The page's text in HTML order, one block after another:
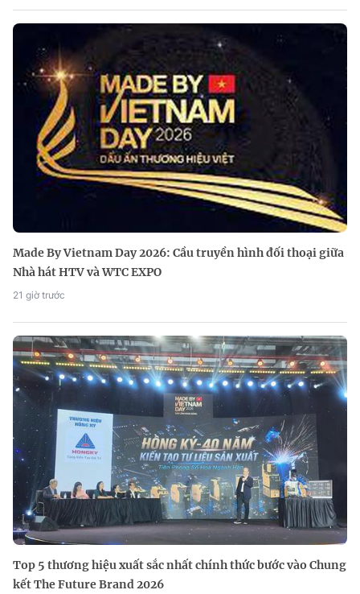
Made By Vietnam Day 2026: Cầu truyền hình đối thoại giữa
Nhà hát HTV và WTC EXPO
21 giờ trước
Top 5 thương hiệu xuất sắc nhất chính thức bước vào Chung
kết The Future Brand 2026